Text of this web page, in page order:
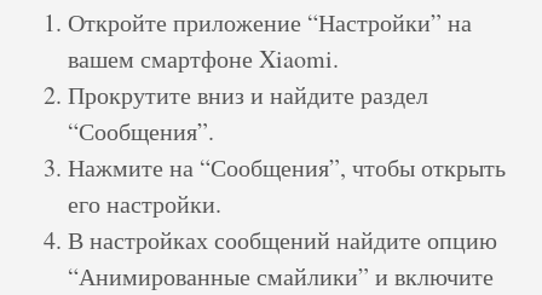
Откройте приложение “Настройки” на
вашем смартфоне Xiaomi.
Прокрутите вниз и найдите раздел
“Сообщения”.
Нажмите на “Сообщения”, чтобы открыть
его настройки.
В настройках сообщений найдите опцию
“Анимированные смайлики” и включите